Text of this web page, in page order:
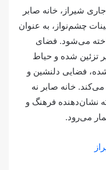
شیراز، خانه صابر
چشم‌نواز، به عنوان
می‌شود. فضای
تزئین شده و حیاط
فضایی دلنشین و
خانه صابر نه
نشان‌دهنده فرهنگ و
می‌رود.